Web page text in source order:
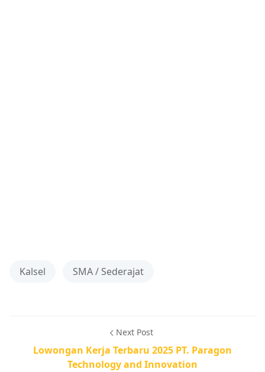
Kalsel SMA / Sederajat
Next Post
Lowongan Kerja Terbaru 2025 PT. Paragon
Technology and Innovation